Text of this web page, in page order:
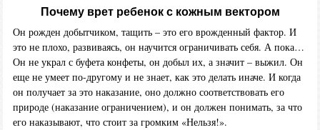
Почему врет ребенок с кожным вектором
Он рожден добытчиком, тащить – это его врожденный фактор. И
это не плохо, развиваясь, он научится ограничивать себя. А пока…
Он не украл с буфета конфеты, он добыл их, а значит – выжил. Он
еще не умеет по-другому и не знает, как это делать иначе. И когда
он получает за это наказание, оно должно соответствовать его
природе (наказание ограничением), и он должен понимать, за что
его наказывают, что стоит за громким «Нельзя!».